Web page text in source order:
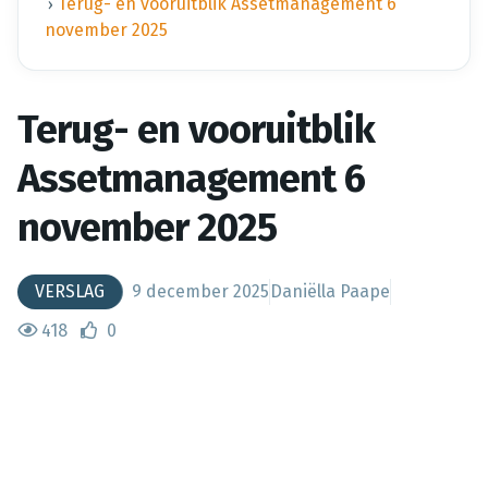
› Terug- en vooruitblik Assetmanagement 6
november 2025
Terug- en vooruitblik
Assetmanagement 6
november 2025
VERSLAG 9 december 2025 Daniëlla Paape
418
0